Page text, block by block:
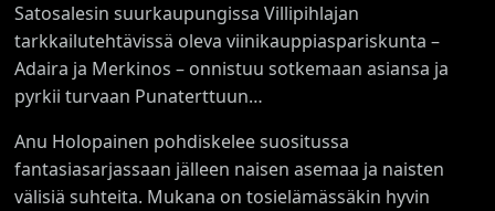
Satosalesin suurkaupungissa Villipihlajan
tarkkailutehtävissä oleva viinikauppiaspariskunta –
Adaira ja Merkinos – onnistuu sotkemaan asiansa ja
pyrkii turvaan Punaterttuun…
Anu Holopainen pohdiskelee suositussa
fantasiasarjassaan jälleen naisen asemaa ja naisten
välisiä suhteita. Mukana on tosielämässäkin hyvin